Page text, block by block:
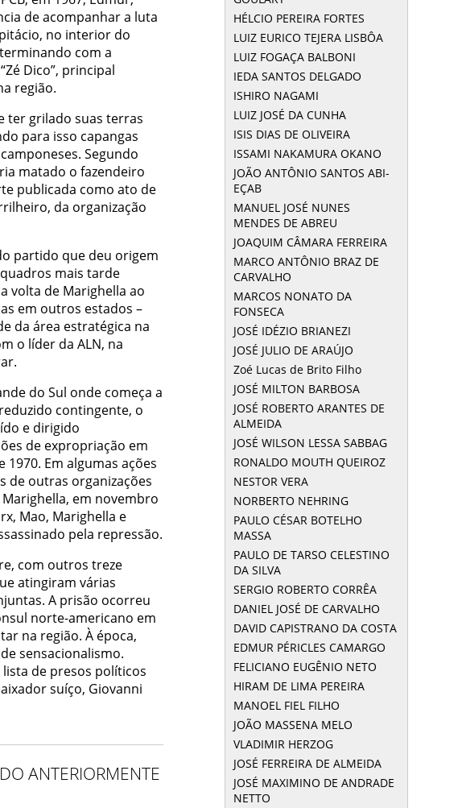
de acompanhar a luta
no interior do
com a
Dico”, principal
região.
ter grilado suas terras
para isso capangas
Segundo
matado o fazendeiro
publicada como ato de
da organização
partido que deu origem
mais tarde
volta de Marighella ao
em outros estados –
da área estratégica na
o líder da ALN, na
do Sul onde começa a
contingente, o
e dirigido
de expropriação em
Em algumas ações
de outras organizações
em novembro
Mao, Marighella e
pela repressão.
com outros treze
atingiram várias
A prisão ocorreu
norte-americano em
na região. À época,
sensacionalismo.
de presos políticos
suíço, Giovanni
ANTERIORMENTE
HÉLCIO PEREIRA FORTES
LUIZ EURICO TEJERA LISBÔA
LUIZ FOGAÇA BALBONI
IEDA SANTOS DELGADO
ISHIRO NAGAMI
LUIZ JOSÉ DA CUNHA
ISIS DIAS DE OLIVEIRA
ISSAMI NAKAMURA OKANO
JOÃO ANTÔNIO SANTOS ABI-
EÇAB
MANUEL JOSÉ NUNES
MENDES DE ABREU
JOAQUIM CÂMARA FERREIRA
MARCO ANTÔNIO BRAZ DE
CARVALHO
MARCOS NONATO DA
FONSECA
JOSÉ IDÉZIO BRIANEZI
JOSÉ JULIO DE ARAÚJO
Zoé Lucas de Brito Filho
JOSÉ MILTON BARBOSA
JOSÉ ROBERTO ARANTES DE
ALMEIDA
JOSÉ WILSON LESSA SABBAG
RONALDO MOUTH QUEIROZ
NESTOR VERA
NORBERTO NEHRING
PAULO CÉSAR BOTELHO
MASSA
PAULO DE TARSO CELESTINO
DA SILVA
SERGIO ROBERTO CORRÊA
DANIEL JOSÉ DE CARVALHO
DAVID CAPISTRANO DA COSTA
EDMUR PÉRICLES CAMARGO
FELICIANO EUGÊNIO NETO
HIRAM DE LIMA PEREIRA
MANOEL FIEL FILHO
JOÃO MASSENA MELO
VLADIMIR HERZOG
JOSÉ FERREIRA DE ALMEIDA
JOSÉ MAXIMINO DE ANDRADE
NETTO